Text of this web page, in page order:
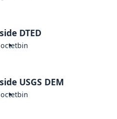
DTED
octetbin
USGS DEM
octetbin